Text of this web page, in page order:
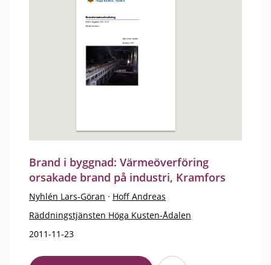
Brand i byggnad: Värmeöverföring
orsakade brand på industri, Kramfors
Nyhlén Lars-Göran · Hoff Andreas
Räddningstjänsten Höga Kusten-Ådalen
2011-11-23